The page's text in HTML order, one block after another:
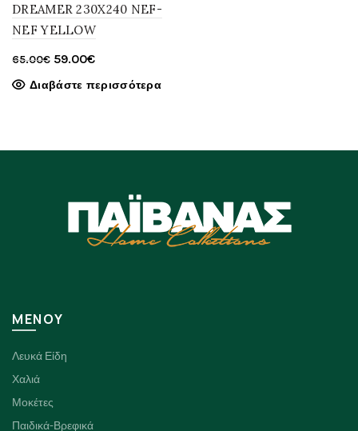
DREAMER 230X240 NEF-
NEF YELLOW
65.00€ Original
price
59.00€Η
τρέχουσα
Διαβάστε περισσότερα
ΜΕΝΟΥ
Λευκά Είδη
Χαλιά
Μοκέτες
Παιδικά-Βρεφικά